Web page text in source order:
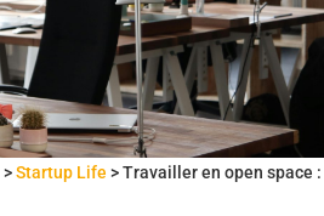
>Startup Life >Travailler en open space :